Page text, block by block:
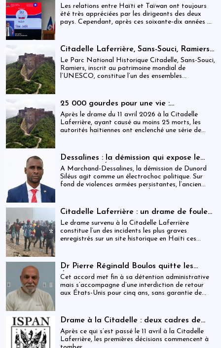
haïtiano-taïwanaises : entre dépendance
et ambiguïtés stratégiques
Les relations entre Haïti et Taïwan ont toujours
été très appréciées par les dirigeants des deux
pays. Cependant, après ces soixante-dix années de
objectifs de développement durable sur lesquels
Haïti devrait se fixer.
Citadelle Laferrière, Sans-Souci, Ramiers :
gouvernance absente d’un patrimoine
mondial sous pression structurelle
Le Parc National Historique Citadelle, Sans-Souci,
Ramiers, inscrit au patrimoine mondial de
l’UNESCO, constitue l’un des ensembles
déploie une réalité institutionnelle fragilisée par
l’absence prolongée de gouvernance effective.
25 000 gourdes pour une vie :
arrestations, révocations et démission
après le drame de la Citadelle
Après le drame du 11 avril 2026 à la Citadelle
Laferrière, ayant causé au moins 25 morts, les
autorités haïtiennes ont enclenché une série de
USD) par victime est maintenue, ravivant les
critiques sur la gestion des catastrophes publiques.
Dessalines : la démission qui expose le
silence de l’État
À Marchand-Dessalines, la démission de Dunord
Siléus agit comme un électrochoc politique. Sur
fond de violences armées persistantes, l’ancien
désormais les capacités locales.
Citadelle Laferrière : un drame de foule
ayant fait plus de 25 morts, enquête en
cours et zones d’ombre persistantes
Le drame survenu à la Citadelle Laferrière
constitue l’un des incidents les plus graves
enregistrés sur un site historique en Haïti ces
Dr Pierre Réginald Boulos quitte les
États-Unis pour la Colombie après un
accord migratoire
Cet accord met fin à sa détention administrative
mais s’accompagne d’une interdiction de retour
aux États-Unis pour cinq ans, sans garantie de
Drame à la Citadelle : deux cadres de
l’ISPAN et du MCC remerciés
Après ce qui s’est passé le 11 avril à la Citadelle
Laferrière, les premières décisions commencent à